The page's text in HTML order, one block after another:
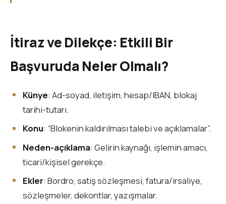
İtiraz ve Dilekçe: Etkili Bir
Başvuruda Neler Olmalı?
Künye: Ad-soyad, iletişim, hesap/IBAN, blokaj
tarihi-tutarı.
Konu: “Blokenin kaldırılması talebi ve açıklamalar”.
Neden-açıklama: Gelirin kaynağı, işlemin amacı,
ticari/kişisel gerekçe.
Ekler: Bordro, satış sözleşmesi, fatura/irsaliye,
sözleşmeler, dekontlar, yazışmalar.